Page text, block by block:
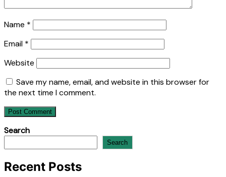
Name *
Email *
Website
Save my name, email, and website in this browser for
the next time I comment.
Search
Search
Recent Posts